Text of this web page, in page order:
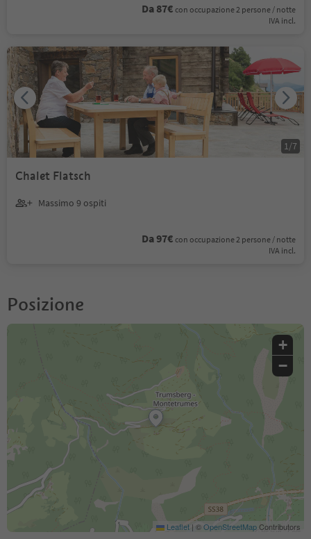
Da 87€ con occupazione 2 persone / notte
IVA incl.
Chalet Flatsch
Massimo 9 ospiti
Da 97€ con occupazione 2 persone / notte
IVA incl.
1 /7
Posizione
+
−
Leaflet | ©OpenStreetMapContributors